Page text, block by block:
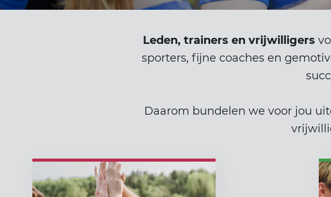
Leden, trainers en vrijwilligers
sporters, fijne coaches en
Daarom bundelen we voor jou